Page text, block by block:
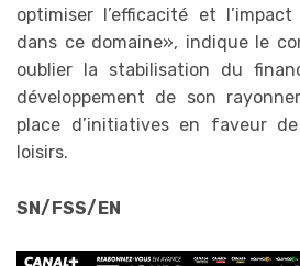
optimiser l’efficacité et
dans ce domaine», indique le
oublier la stabilisation du
développement de son
place d’initiatives en faveur
loisirs.
SN/FSS/EN